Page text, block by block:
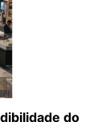
do